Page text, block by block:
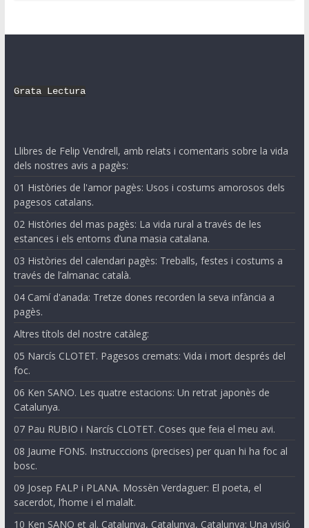
Grata Lectura
Llibres de Felip Vendrell, amb relats i comentaris sobre la vida
dels nostres avis a pagès:
01 Històries de l'amor pagès: Usos i costums amorosos dels
pagesos catalans.
02 Històries del mas pagès: La vida rural a través de les
estances i els entorns d’una masia catalana.
03 Històries del calendari pagès: Treballs, festes i costums a
través de l’almanac català.
04 Camí d'anada: Tretze dones recorden la seva infància a
pagès.
Altres títols del nostre catàleg:
05 Narcís CLOTET. Pagesos cremats: Vida i mort després del
foc.
06 Ken SANO. Les quatre estacions: Un retrat japonès de
Catalunya.
07 Pau RUBIO i Narcís CLOTET. Coses que feia el meu avi.
08 Jaume FONS. Instrucccions (precises) per quan hi ha foc al
bosc.
09 Josep FALP i PLANA. Mossèn Verdaguer: El poeta, el
sacerdot, l’home i el malalt.
10 Ken SANO et al. Catalunya, Catalunya, Catalunya: Una visió